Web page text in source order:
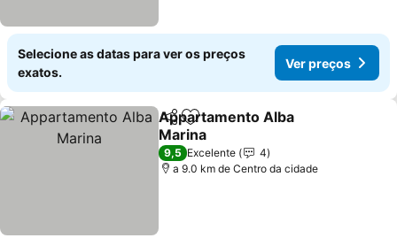
Selecione as datas para ver os preços
exatos.
Ver preços
PartilharAdicionar aos favoritos
Appartamento Alba
Marina
Ver preços
9,5 Excelente
4
a 9.0 km de Centro da cidade